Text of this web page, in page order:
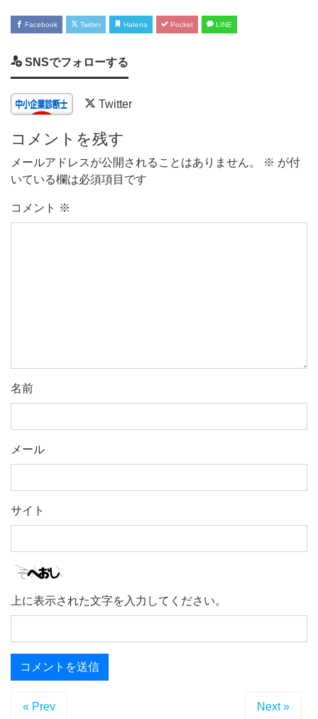
Facebook Twitter Hatena Pocket LINE
SNSでフォローする
Twitter
コメントを残す
メールアドレスが公開されることはありません。 ※ が付
いている欄は必須項目です
コメント ※
名前
メール
サイト
上に表示された文字を入力してください。
« Prev Next »